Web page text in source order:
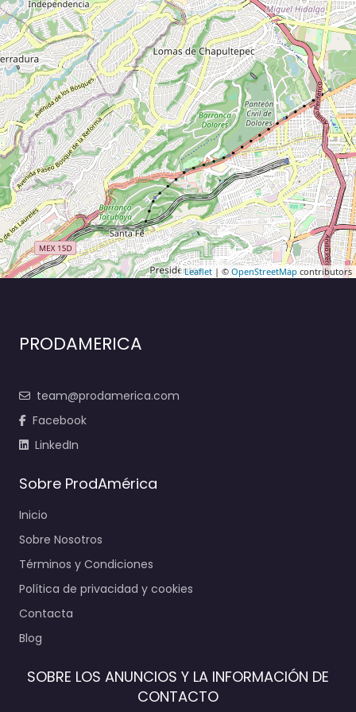
Leaflet | © OpenStreetMap contributors
PRODAMERICA
team@prodamerica.com
Facebook
LinkedIn
Sobre ProdAmérica
Inicio
Sobre Nosotros
Términos y Condiciones
Política de privacidad y cookies
Contacta
Blog
SOBRE LOS ANUNCIOS Y LA INFORMACIÓN DE
CONTACTO